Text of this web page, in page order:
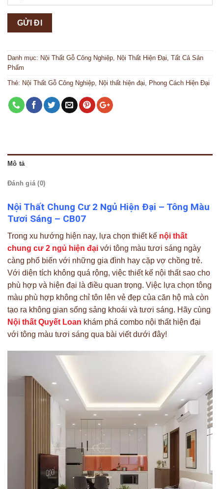
Danh mục: Nội Thất Gỗ Công Nghiệp, Nội Thất Hiện Đại, Tất Cả Sản
Phẩm
Thẻ: Nội Thất Gỗ Công Nghiệp, Nội thất hiện đại, Phong Cách Hiện Đại
Mô tả
Đánh giá (0)
Nội Thất Chung Cư 2 Ngủ Hiện Đại – Tông Màu
Tươi Sáng – CB07
Trong xu hướng hiện nay, lựa chọn thiết kế nội thất
chung cư 2 ngủ hiện đại với tông màu tươi sáng ngày
càng phổ biến với những gia đình hay cặp vợ chồng trẻ.
Với diện tích không quá rộng, việc thiết kế nội thất sao cho
phù hợp và hiện đại là điều quan trọng. Việc lựa chọn tông
màu phù hợp không chỉ tôn lên vẻ đẹp của căn hộ mà còn
tạo ra không gian sống sảng khoái và tươi sáng. Hãy cùng
Nội thất Quyết Loan khám phá combo nội thất hiện đại
với tông màu tươi sáng qua bài viết dưới đây!